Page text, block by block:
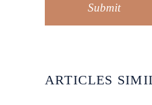
Submit
ARTICLES